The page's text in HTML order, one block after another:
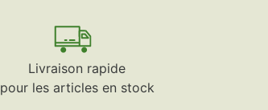
Livraison rapide
pour les articles en stock